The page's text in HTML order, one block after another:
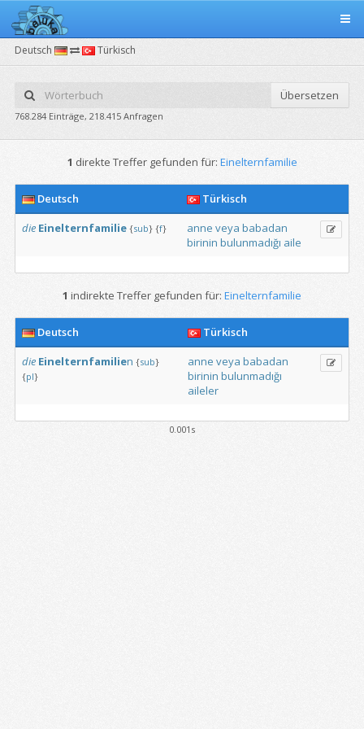
Deutsch Türkisch
Übersetzen
768.284 Einträge, 218.415 Anfragen
1 direkte Treffer gefunden für: Einelternfamilie
Deutsch
Türkisch
die Einelternfamilie {sub} {f} anne veya babadan
birinin bulunmadığı aile
1 indirekte Treffer gefunden für: Einelternfamilie
Deutsch
Türkisch
die Einelternfamilien {sub}
{pl}
anne veya babadan
birinin bulunmadığı
aileler
0.001s